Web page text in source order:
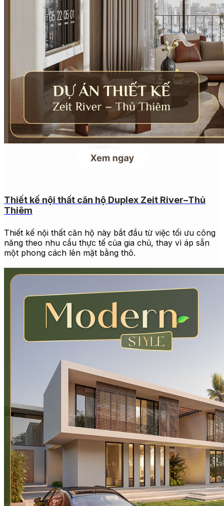
Thiết kế nội thất căn hộ Duplex Zeit River–Thủ
Thiêm
Thiết kế nội thất căn hộ này bắt đầu từ việc tối ưu công
năng theo nhu cầu thực tế của gia chủ, thay vì áp sẵn
một phong cách lên mặt bằng thô.